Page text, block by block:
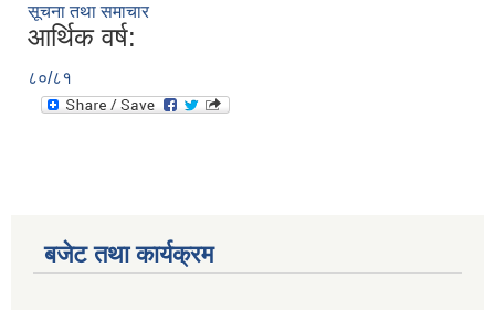
सूचना तथा समाचार
आर्थिक वर्ष:
८०/८१
बजेट तथा कार्यक्रम